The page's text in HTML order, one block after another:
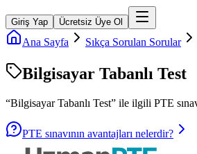
Giriş Yap Ücretsiz Üye Ol
Ana Sayfa Sıkça Sorulan Sorular
Bilgisayar Tabanlı Test
“Bilgisayar Tabanlı Test” ile ilgili PTE
PTE sınavının avantajları nelerdir?